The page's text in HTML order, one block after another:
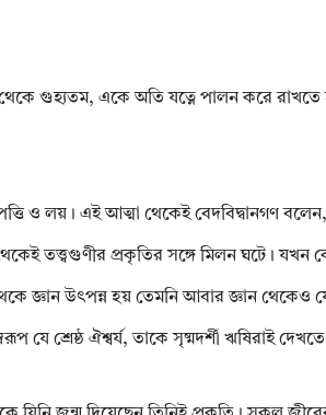
থেকে গুহ্যতম, একে অতি যত্নে পালন করে রাখতে
ও লয়। এই আত্মা থেকেই বেদবিদ্বানগণ
তত্ত্বগুণীর প্রকৃতির সঙ্গে মিলন ঘটে।
জ্ঞান উৎপন্ন হয় তেমনি আবার জ্ঞান
যে শ্রেষ্ঠ ঐশ্বর্য, তাকে সৃষ্মদর্শী ঋষিরাই